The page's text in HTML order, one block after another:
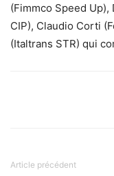
(Fimmco Speed
CIP), Claudio Corti
(Italtrans STR) qui
Article précédent